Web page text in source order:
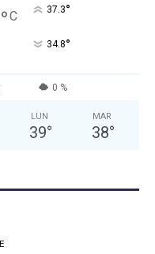
°C 37.3°
34.8°
0 %
LUN
39°
MAR
38°